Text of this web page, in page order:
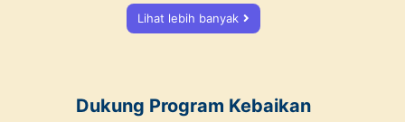
Lihat lebih banyak
Dukung Program Kebaikan